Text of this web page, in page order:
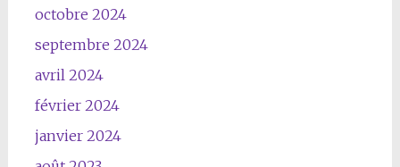
octobre 2024
septembre 2024
avril 2024
février 2024
janvier 2024